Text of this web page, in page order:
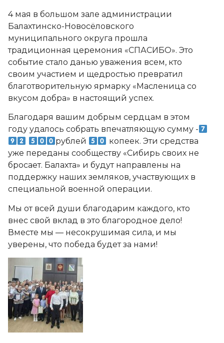
4 мая в большом зале администрации
Балахтинско-Новосёловского
муниципального округа прошла
традиционная церемония «СПАСИБО». Это
событие стало данью уважения всем, кто
своим участием и щедростью превратил
благотворительную ярмарку «Масленица со
вкусом добра» в настоящий успех.
Благодаря вашим добрым сердцам в этом
году удалось собрать впечатляющую сумму -
рублей
копеек. Эти средства
уже переданы сообществу «Сибирь своих не
бросает. Балахта» и будут направлены на
поддержку наших земляков, участвующих в
специальной военной операции.
️Мы от всей души благодарим каждого, кто
внес свой вклад в это благородное дело!
Вместе мы — несокрушимая сила, и мы
уверены, что победа будет за нами!